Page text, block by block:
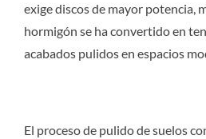
exige discos de mayor potencia,
hormigón se ha convertido en
acabados pulidos en espacios
El proceso de pulido de suelos